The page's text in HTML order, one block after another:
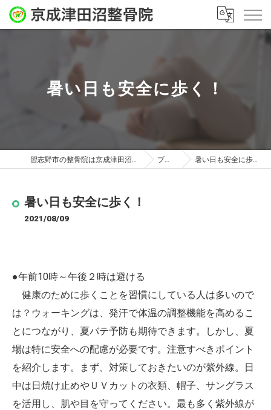
暑い日も安全に歩く！
習志野市の整骨院は京成津田沼整骨院 ブログ 暑い日も安全に歩く！
暑い日も安全に歩く！
2021/08/09
●午前10時～午後２時は避ける
健康のために歩くことを習慣にしている人は多いので
は？ウォーキングは、発汗で体温の調整機能を高めるこ
とにつながり、夏バテ予防も期待できます。しかし、夏
場は特に安全への配慮が必要です。注意すべきポイント
を紹介します。まず、対策しておきたいのが紫外線。日
中は日焼け止めやＵＶカットの衣類、帽子、サングラス
を活用し、肌や目を守ってください。最も多く紫外線が